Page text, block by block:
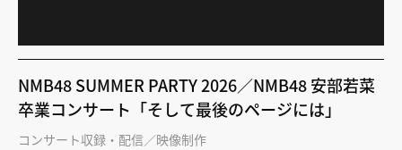
NMB48 SUMMER PARTY 2026／NMB48 安部若菜
卒業コンサート「そして最後のページには」
コンサート収録・配信 映像制作